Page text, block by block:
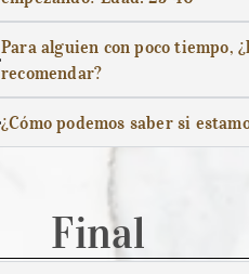
Para alguien con poco tiempo,
recomendar?
¿Cómo podemos saber si
Final